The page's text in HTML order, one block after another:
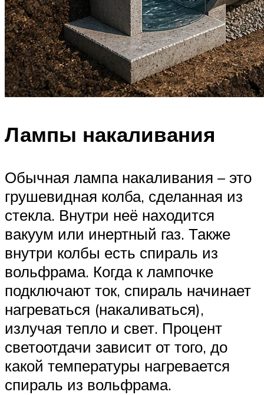
Лампы накаливания
Обычная лампа накаливания – это
грушевидная колба, сделанная из
стекла. Внутри неё находится
вакуум или инертный газ. Также
внутри колбы есть спираль из
вольфрама. Когда к лампочке
подключают ток, спираль начинает
нагреваться (накаливаться),
излучая тепло и свет. Процент
светоотдачи зависит от того, до
какой температуры нагревается
спираль из вольфрама.